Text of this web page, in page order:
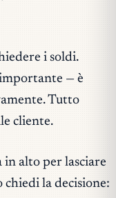
i soldi.
— è
Tutto
cliente.
alto per lasciare
chiedi la decisione: